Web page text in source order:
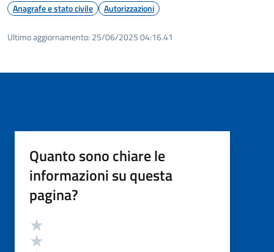
Anagrafe e stato civile Autorizzazioni
Ultimo aggiornamento: 25/06/2025 04:16.41
Quanto sono chiare le
informazioni su questa
pagina?
Valutazione